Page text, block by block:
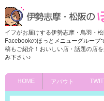
イフがお届けする伊勢志摩・鳥羽・松
Facebookのほっとメニューグループ
稿もご紹介！おいしい店・話題の店
み下さい♪
HOME アバウト